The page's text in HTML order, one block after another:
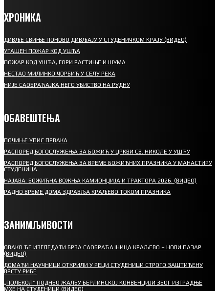
ХРОНИКА
ДИВЉЕ СВИЊЕ ПОНОВО ДИВЉАЈУ У СТУДЕНИЧКОМ КРАЈУ (ВИДЕО)
УГАШЕН ПОЖАР КОД УШЋА
ПОЖАР КОД УШЋА, ГОРИ РАСТИЊЕ И ШУМА
НЕСТАО МИЛИНКО ЧОРБИЋ У СЕЛУ РЕКА
НИЈЕ САОБРАЋАЈКА НЕГО УБИСТВО НА РУДНУ
ОБАВЕШТЕЊА
ПОЧИЊЕ УПИС ПРВАКА
РАСПОРЕД БОГОСЛУЖЕЊА ЗА БОЖИЋ У ЦРКВИ СВ. НИКОЛЕ У УШЋУ
РАСПОРЕД БОГОСЛУЖЕЊА ЗА ВРЕМЕ БОЖИЋНИХ ПРАЗНИКА У МАНАСТИРУ
СТУДЕНИЦА
НАЈАВА: БОЖИЋНА ВОЖЊА КАМИОНЏИЈА И ТРАКТОРА 2026. (ВИДЕО)
РАДНО ВРЕМЕ ДОМА ЗДРАВЉА КРАЉЕВО ТОКОМ ПРАЗНИКА
ЗАНИМЉИВОСТИ
ОВАКО ЋЕ ИЗГЛЕДАТИ БРЗА САОБРАЋАЈНИЦА КРАЉЕВО – НОВИ ПАЗАР
(ВИДЕО)
ДОМАЋИ НАУЧНИЦИ ОТКРИЛИ У РЕЦИ СТУДЕНИЦИ СТРОГО ЗАШТИЋЕНУ
ВРСТУ РИБЕ
„ПОЛЕКОЛ“ ПОДНЕО ЖАЛБУ БЕРЛИНСКОЈ КОНВЕНЦИЈИ ЗБОГ ИЗГРАДЊЕ
МХЕ НА СТУДЕНИЦИ (ВИДЕО)